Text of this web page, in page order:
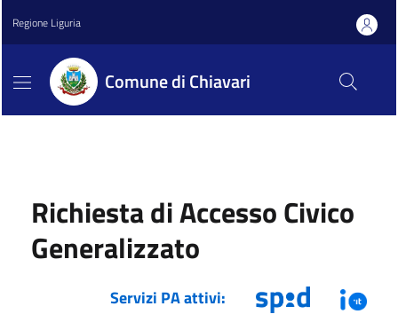
Regione Liguria
Comune di Chiavari
Richiesta di Accesso Civico
Generalizzato
Servizi PA attivi: